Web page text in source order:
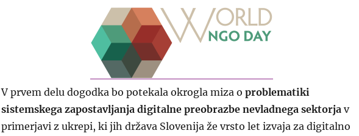
V prvem delu dogodka bo potekala okrogla miza o problematiki
sistemskega zapostavljanja digitalne preobrazbe nevladnega sektorja v
primerjavi z ukrepi, ki jih država Slovenija že vrsto let izvaja za digitalno